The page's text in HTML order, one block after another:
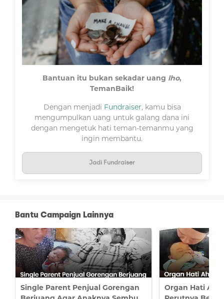
Bantuan itu bukan sekadar uang lho,
TemanBaik!
Dengan menjadi Fundraiser, kamu bisa
mengumpulkan uang untuk galang dana ini
dengan mengetuk hati teman-temanmu yang
ingin membantu.
Jadi Fundraiser
Bantu Campaign Lainnya
Single Parent Penjual Gorengan
Organ Hati